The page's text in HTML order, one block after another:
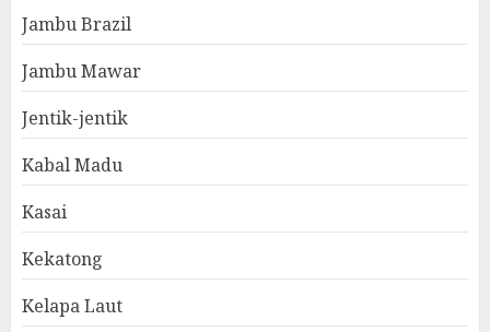
Jambu Brazil
Jambu Mawar
Jentik-jentik
Kabal Madu
Kasai
Kekatong
Kelapa Laut